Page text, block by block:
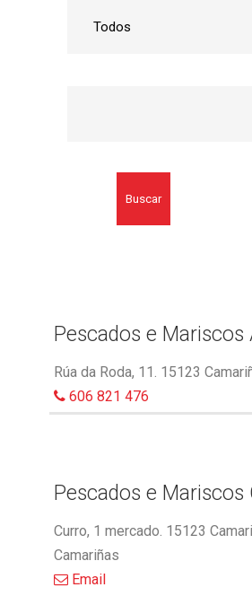
Buscar
Pescados e Mariscos
Rúa da Roda, 11. 15123
606 821 476
Pescados e Mariscos
Curro, 1 mercado. 15123
Camariñas
Email